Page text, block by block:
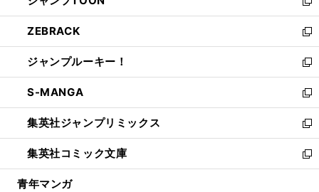
開
く
ウ
で
開
く
ン
ド
ウ
で
開
く
い
ウ
ィ
ン
ド
ウ
で
開
く
新
し
い
ウ
ィ
ン
ド
ウ
で
開
く
ZEBRACK
新
し
い
ウ
ィ
ン
ド
ウ
で
開
ジャンプルーキー！
新
し
い
ウ
ィ
ン
ド
ウ
S-MANGA
新
し
い
ウ
ィ
ン
集英社ジャンプリミックス
新
し
い
ウ
集英社コミック文庫
新
し
青年マンガ